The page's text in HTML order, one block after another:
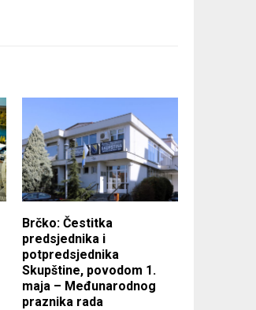
Brčko: Čestitka
predsjednika i
potpredsjednika
Skupštine, povodom 1.
maja – Međunarodnog
praznika rada